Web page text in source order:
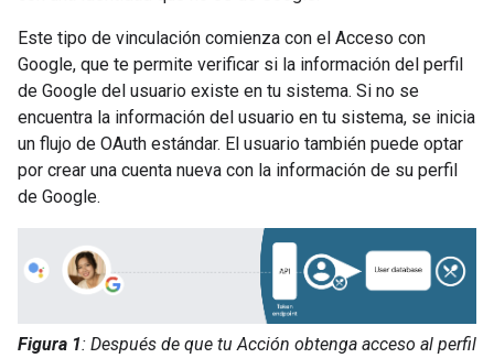
Este tipo de vinculación comienza con el Acceso con
Google, que te permite verificar si la información del perfil
de Google del usuario existe en tu sistema. Si no se
encuentra la información del usuario en tu sistema, se inicia
un flujo de OAuth estándar. El usuario también puede optar
por crear una cuenta nueva con la información de su perfil
de Google.
Figura 1: Después de que tu Acción obtenga acceso al perfil